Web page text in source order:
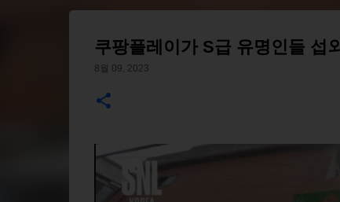
쿠팡플레이가 S급 유명인들 섭
8월 09, 2023